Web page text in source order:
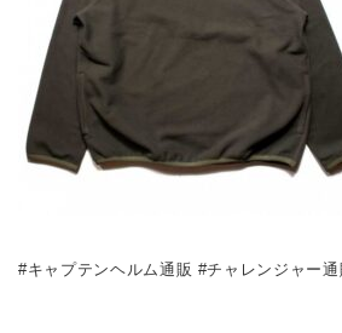
#キャプテンヘルム通販 #チャレンジャー通